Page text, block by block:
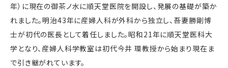
年）に現在の御茶ノ水に順天堂医院を開設し、発展の基礎が築か
れました。明治43年に産婦人科が外科から独立し、吾妻勝剛博
士が初代の医長として着任しました。昭和21年に順天堂医科大
学となり、産婦人科学教室は初代今井 環教授から始まり現在ま
で引き継がれています。